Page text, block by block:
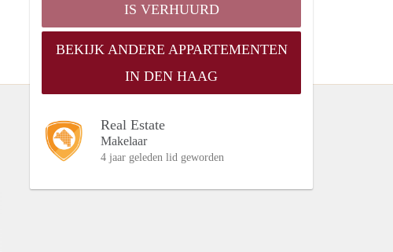
IS VERHUURD
BEKIJK ANDERE APPARTEMENTEN
IN DEN HAAG
Real Estate
Makelaar
4 jaar geleden lid geworden